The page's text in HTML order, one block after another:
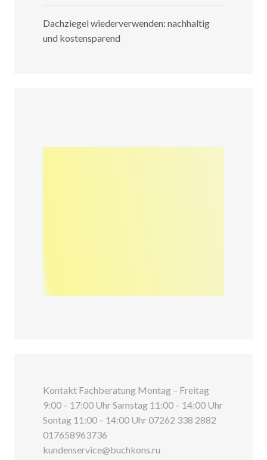
Dachziegel wiederverwenden: nachhaltig
und kostensparend
Kontakt Fachberatung Montag – Freitag
9:00 – 17:00 Uhr Samstag 11:00 – 14:00 Uhr
Sontag 11:00 – 14:00 Uhr 07262 338 2882
017658963736
kundenservice@buchkons.ru